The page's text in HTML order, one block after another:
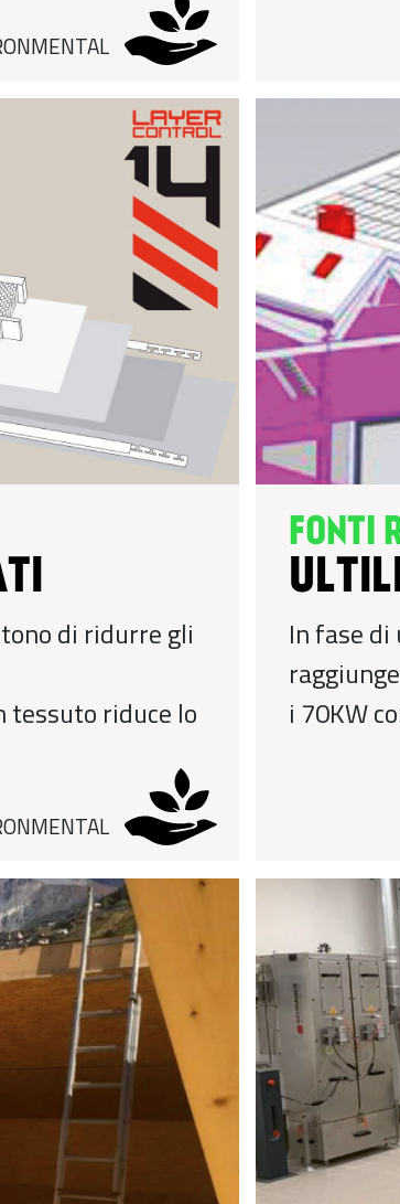
di ridurre gli
tessuto riduce lo
FONTI
In fase
i 70KW